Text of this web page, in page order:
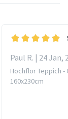
Paul R. | 24 Jan,
Hochflor Teppich -
160x230cm